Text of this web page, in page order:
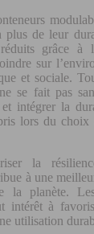
plus de leur
grâce à
sur
et sociale.
se fait pas
intégrer la
lors du choix
la
à une
la planète.
intérêt à
utilisation